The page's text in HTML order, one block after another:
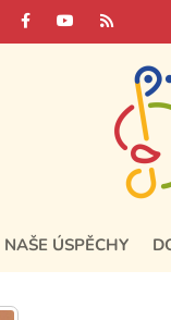
NAŠE ÚSPĚCHY